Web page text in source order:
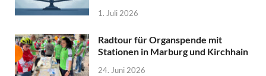
1. Juli 2026
Radtour für Organspende mit
Stationen in Marburg und Kirchhain
24. Juni 2026